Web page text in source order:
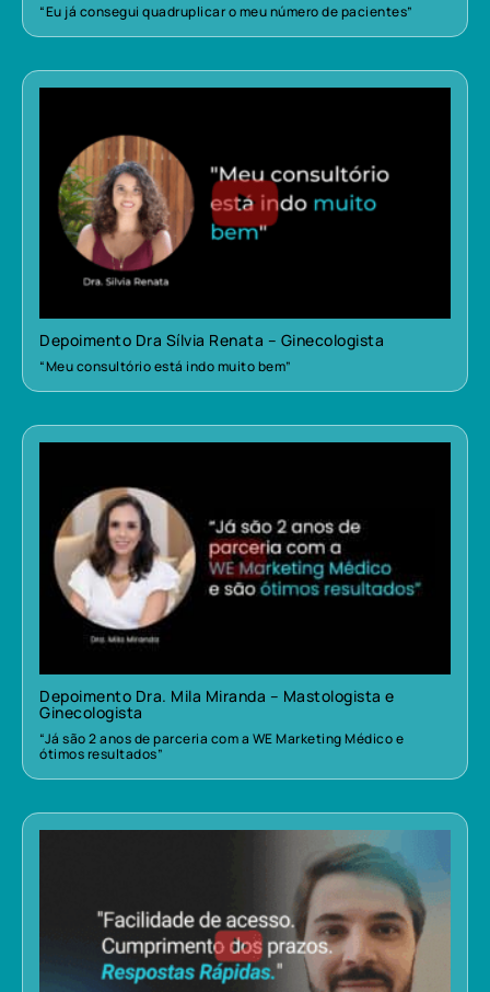
“Eu já consegui quadruplicar o meu número de pacientes”
Depoimento Dra Sílvia Renata – Ginecologista
“Meu consultório está indo muito bem”
Depoimento Dra. Mila Miranda – Mastologista e
Ginecologista
“Já são 2 anos de parceria com a WE Marketing Médico e
ótimos resultados”